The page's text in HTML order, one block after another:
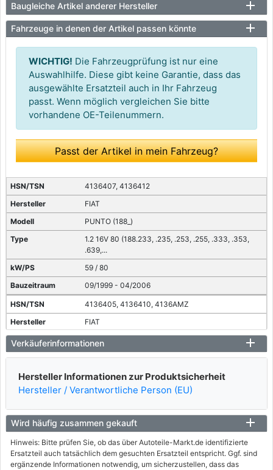
Baugleiche Artikel anderer Hersteller
Fahrzeuge in denen der Artikel passen könnte
WICHTIG! Die Fahrzeugprüfung ist nur eine
Auswahlhilfe. Diese gibt keine Garantie, dass das
ausgewählte Ersatzteil auch in Ihr Fahrzeug
passt. Wenn möglich vergleichen Sie bitte
vorhandene OE-Teilenummern.
Passt der Artikel in mein Fahrzeug?
4136407, 4136412
FIAT
PUNTO (188_)
1.2 16V 80 (188.233, .235, .253, .255, .333, .353,
.639,...
59 / 80
09/1999 - 04/2006
4136405, 4136410, 4136AMZ
FIAT
PUNTO (188_)
1.2 60 (188.030, .050, .130, .150, .230, .250)
44 / 60
09/1999 - 12/2010
4136405, 4136410, 4136AMZ
FIAT
PUNTO Kasten/Schrägheck (188_)
1.2 60
Verkäuferinformationen
Hersteller Informationen zur Produktsicherheit
Hersteller / Verantwortliche Person (EU)
Wird häufig zusammen gekauft
Hinweis: Bitte prüfen Sie, ob das über Autoteile-Markt.de identifizierte
Ersatzteil auch tatsächlich dem gesuchten Ersatzteil entspricht. Ggf. sind
ergänzende Informationen notwendig, um sicherzustellen, dass das